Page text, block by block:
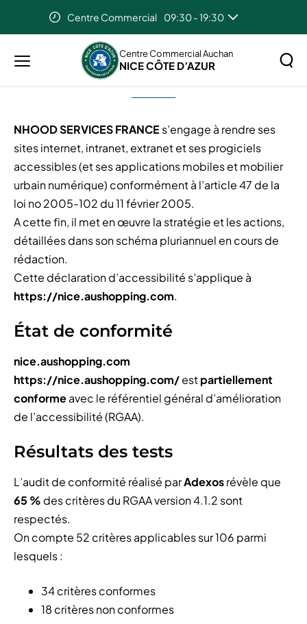
Centre Commercial
09:30 - 19:30
Auchan Nice Cote D'Azur 08:00 - 21:30
Menu
principal
Centre Commercial Auchan
NICE CÔTE D’AZUR
le
site
Déclaration d’accessibilité
Déclaration d’accessibilité
NHOOD SERVICES FRANCE s’engage à rendre ses
sites internet, intranet, extranet et ses progiciels
accessibles (et ses applications mobiles et mobilier
urbain numérique) conformément à l’article 47 de la
loi no 2005-102 du 11 février 2005.
A cette fin, il met en œuvre la stratégie et les actions,
détaillées dans son schéma pluriannuel en cours de
rédaction.
Cette déclaration d’accessibilité s’applique à
https://nice.aushopping.com.
État de conformité
nice.aushopping.com
https://nice.aushopping.com/estpartiellement
conformeavec le référentiel général d’amélioration
de l’accessibilité (RGAA).
Résultats des tests
L’audit de conformité réalisé parAdexosrévèle que
65 % des critères du RGAA version 4.1.2 sont
respectés.
On compte 52 critères applicables sur 106 parmi
lesquels :
34 critères conformes
18 critères non conformes